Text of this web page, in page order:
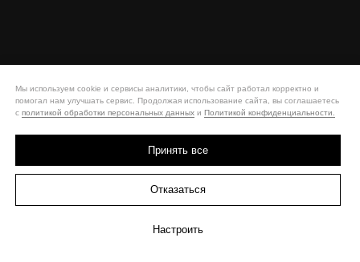
Мы используем cookie и сервисы аналитики, чтобы сайт работал корректно и
помогал нам улучшать сервис. Продолжая использование сайта, вы соглашаетесь
с политикой обработки персональных данных и Политикой конфиденциальности.
Принять все
Отказаться
Настроить